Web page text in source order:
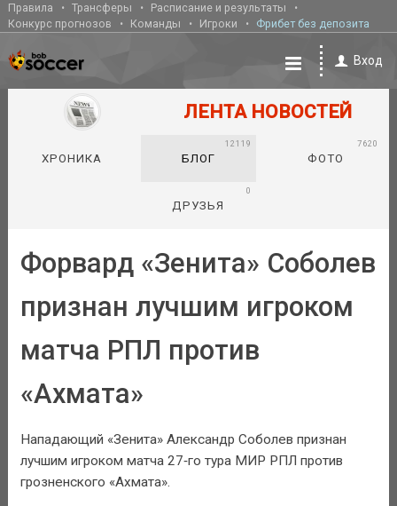
Правила Трансферы
Расписание и результаты
Конкурс прогнозов
Команды Игроки Фрибет без депозита
Вход
ЛЕНТА НОВОСТЕЙ
ХРОНИКА БЛОГ
12119
ФОТО
7620
ДРУЗЬЯ
0
Форвард «Зенита» Соболев
признан лучшим игроком
матча РПЛ против
«Ахмата»
Нападающий «Зенита» Александр Соболев признан
лучшим игроком матча 27‑го тура МИР РПЛ против
грозненского «Ахмата».